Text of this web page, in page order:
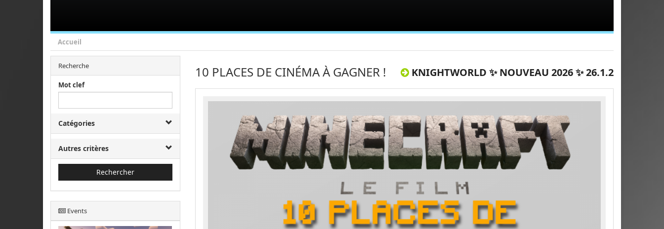
Accueil
Recherche
Mot clef
Catégories
Autres critères
Rechercher
Events
KNIGHTWORLD ✨ NOUVEAU 2026 ✨ 26.1.2
10 PLACES DE CINÉMA À GAGNER !